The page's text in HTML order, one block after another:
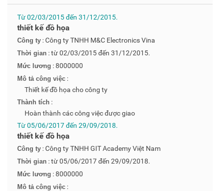
Từ 02/03/2015 đến 31/12/2015.
thiết kế đồ họa
Công ty : Công ty TNHH M&C Electronics Vina
Thời gian : từ 02/03/2015 đến 31/12/2015.
Mức lương : 8000000
Mô tả công việc :
Thiết kế đồ họa cho công ty
Thành tích :
Hoàn thành các công việc được giao
Từ 05/06/2017 đến 29/09/2018.
thiết kế đồ họa
Công ty : Công ty TNHH GIT Academy Việt Nam
Thời gian : từ 05/06/2017 đến 29/09/2018.
Mức lương : 8000000
Mô tả công việc :